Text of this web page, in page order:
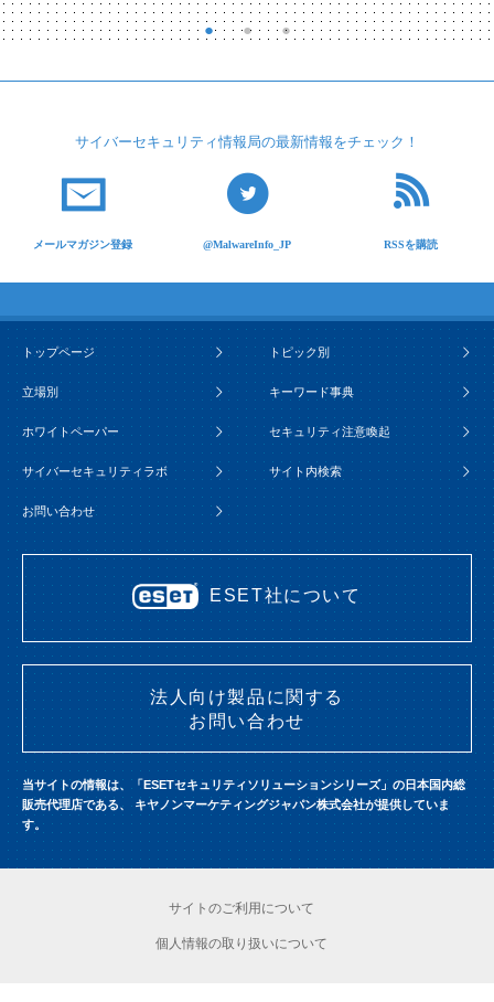
サイバーセキュリティ情報局の最新情報をチェック！
メールマガジン登録 @MalwareInfo_JP RSSを購読
トップページ トピック別
立場別 キーワード事典
ホワイトペーパー セキュリティ注意喚起
サイバーセキュリティラボ サイト内検索
お問い合わせ
ESET社について
法人向け製品に関する
お問い合わせ
当サイトの情報は、「ESETセキュリティソリューションシリーズ」の日本国内総
販売代理店である、 キヤノンマーケティングジャパン株式会社が提供していま
す。
サイトのご利用について
個人情報の取り扱いについて